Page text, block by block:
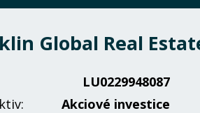
Global Real
LU0229948087
Akciové investice